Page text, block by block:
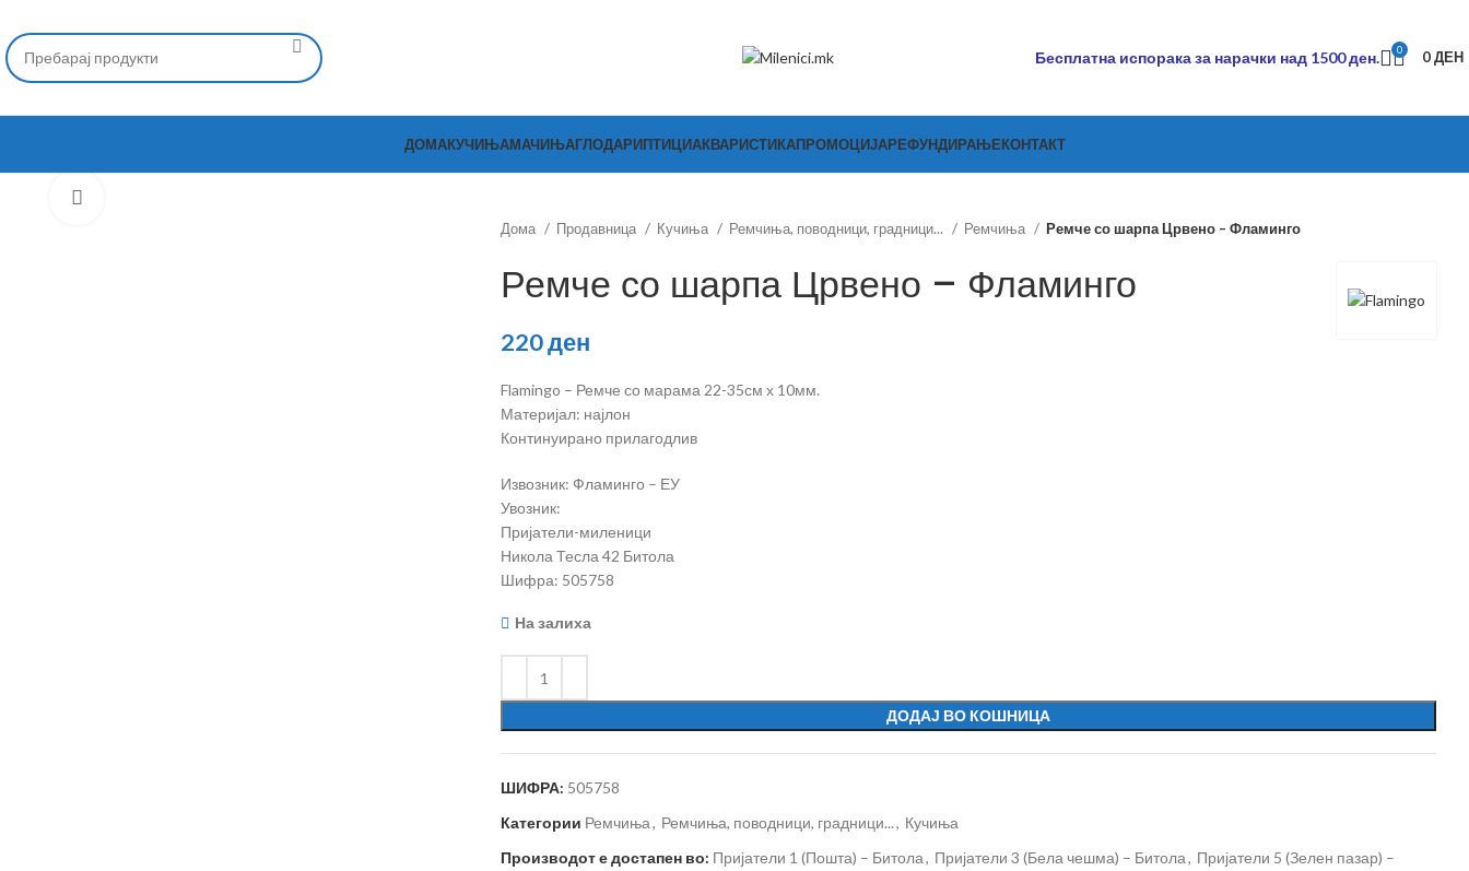
Бесплатна испорака за нарачки над 1500 ден. 0 0ДЕН
ДОМАКУЧИЊАМАЧИЊАГЛОДАРИПТИЦИАКВАРИСТИКАПРОМОЦИЈАРЕФУНДИРАЊЕКОНТАКТ
Дома Продавница Кучиња Ремчиња, поводници, градници... Ремчиња Ремче со шарпа Црвено – Фламинго
Ремче со шарпа Црвено – Фламинго
220ден
Flamingo – Ремче со марама 22-35см х 10мм.
Материјал: најлон
Континуирано прилагодлив
Извозник: Фламинго – ЕУ
Увозник:
Пријатели-миленици
Никола Тесла 42 Битола
Шифра: 505758
На залиха
ДОДАЈ ВО КОШНИЦА
ШИФРА: 505758
Категории Ремчиња, Ремчиња, поводници, градници..., Кучиња
Производот е достапен во: Пријатели 1 (Пошта) – Битола, Пријатели 3 (Бела чешма) – Битола, Пријатели 5 (Зелен пазар) –